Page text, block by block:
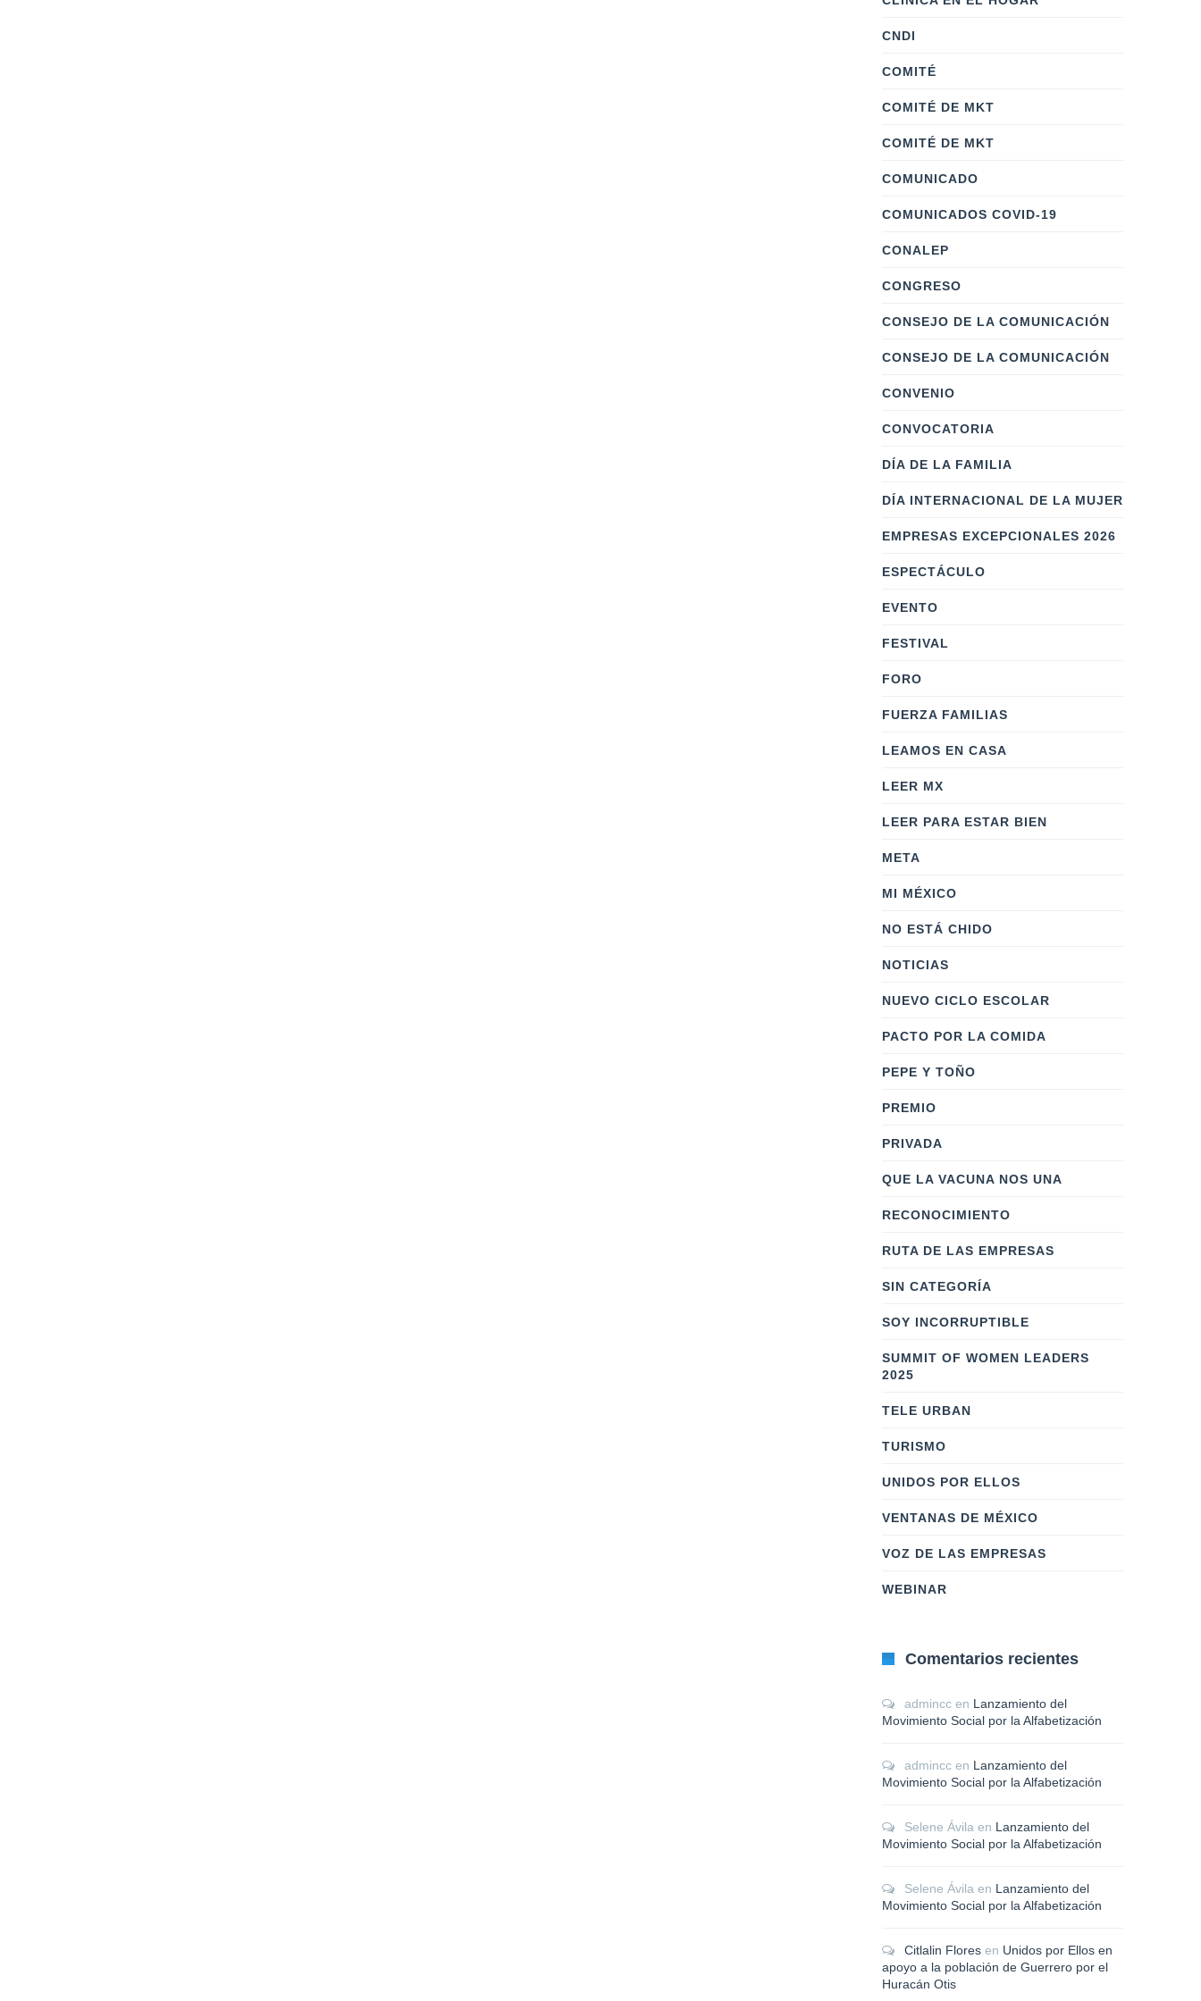
CNDI
COMITÉ
COMITÉ DE MKT
COMITÉ DE MKT
COMUNICADO
COMUNICADOS COVID-19
CONALEP
CONGRESO
CONSEJO DE LA COMUNICACIÓN
CONSEJO DE LA COMUNICACIÓN
CONVENIO
CONVOCATORIA
DÍA DE LA FAMILIA
DÍA INTERNACIONAL DE LA MUJER
EMPRESAS EXCEPCIONALES 2026
ESPECTÁCULO
EVENTO
FESTIVAL
FORO
FUERZA FAMILIAS
LEAMOS EN CASA
LEER MX
LEER PARA ESTAR BIEN
META
MI MÉXICO
NO ESTÁ CHIDO
NOTICIAS
NUEVO CICLO ESCOLAR
PACTO POR LA COMIDA
PEPE Y TOÑO
PREMIO
PRIVADA
QUE LA VACUNA NOS UNA
RECONOCIMIENTO
RUTA DE LAS EMPRESAS
SIN CATEGORÍA
SOY INCORRUPTIBLE
SUMMIT OF WOMEN LEADERS
2025
TELE URBAN
TURISMO
UNIDOS POR ELLOS
VENTANAS DE MÉXICO
VOZ DE LAS EMPRESAS
WEBINAR
Comentarios recientes
admincc en Lanzamiento del
Movimiento Social por la Alfabetización
admincc en Lanzamiento del
Movimiento Social por la Alfabetización
Selene Ávila en Lanzamiento del
Movimiento Social por la Alfabetización
Selene Ávila en Lanzamiento del
Movimiento Social por la Alfabetización
Citlalin Flores en Unidos por Ellos en
apoyo a la población de Guerrero por el
Huracán Otis